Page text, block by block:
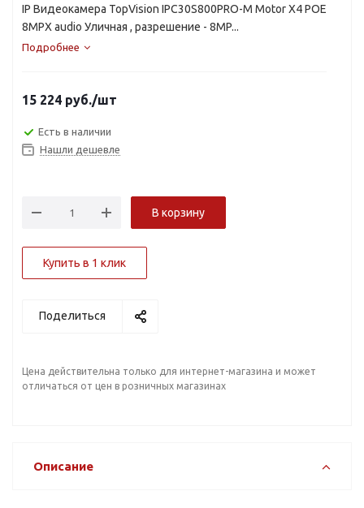
IP Видеокамера TopVision IPC30S800PRO-M Motor X4 POE
8MPX audio Уличная , разрешение - 8MP...
Подробнее
15 224 руб./шт
Есть в наличии
Нашли дешевле
В корзину
Купить в 1 клик
Поделиться
Цена действительна только для интернет-магазина и может
отличаться от цен в розничных магазинах
Описание